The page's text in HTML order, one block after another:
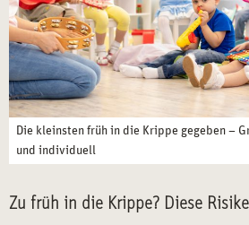
Die kleinsten früh in die Krippe gegeben –
und individuell
Zu früh in die Krippe? Diese